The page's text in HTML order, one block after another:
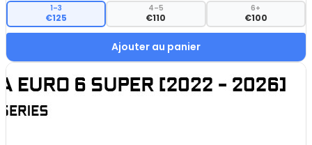
1–3
€125
4–5
€110
6+
€100
Ajouter au panier